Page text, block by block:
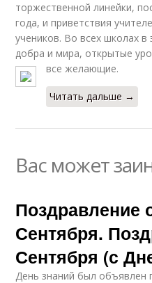
торжественной линейки,
года, и приветствия
учеников. Во всех школах в
добра и мира, открытые
все желающие.
Читать дальше →
Вас может
Поздравление
Сентября.
Сентября (с
День знаний был объявлен